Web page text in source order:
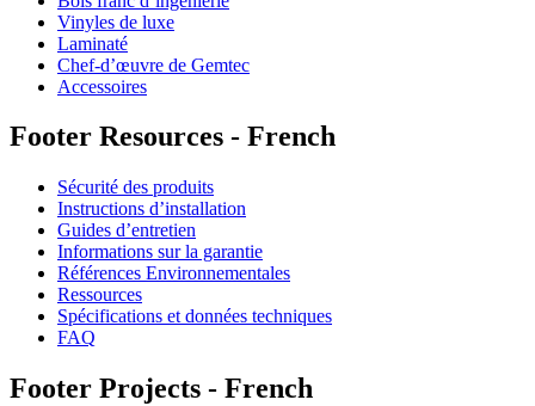
Vinyles de luxe
Laminaté
Chef-d’œuvre de Gemtec
Accessoires
Footer Resources - French
Sécurité des produits
Instructions d’installation
Guides d’entretien
Informations sur la garantie
Références Environnementales
Ressources
Spécifications et données techniques
FAQ
Footer Projects - French